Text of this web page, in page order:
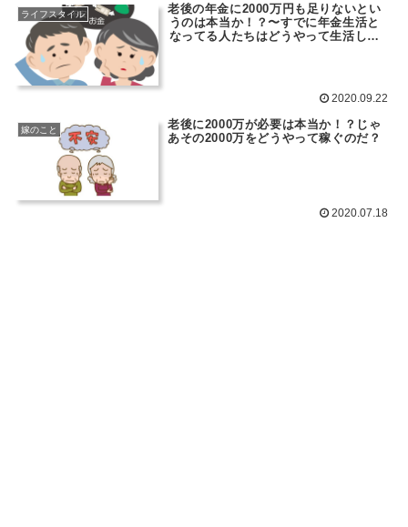
ライフスタイル
老後の年金に2000万円も足りないとい
うのは本当か！？〜すでに年金生活と
なってる人たちはどうやって生活して
2020.09.22
嫁のこと
老後に2000万が必要は本当か！？じゃ
あその2000万をどうやって稼ぐのだ？
2020.07.18